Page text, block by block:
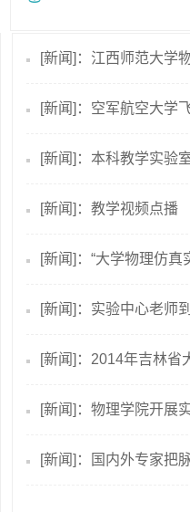
[新闻]：江西师范大学
[新闻]：空军航空大学
[新闻]：本科教学实验
[新闻]：教学视频点播
[新闻]：“大学物理仿真
[新闻]：实验中心老师
[新闻]：2014年吉林省
[新闻]：物理学院开展
[新闻]：国内外专家把